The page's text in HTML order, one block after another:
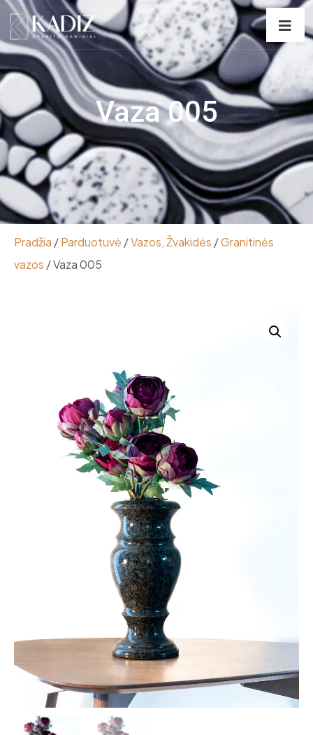
Vaza 005
Pradžia /Parduotuvė /Vazos, Žvakidės /Granitinės
vazos / Vaza 005